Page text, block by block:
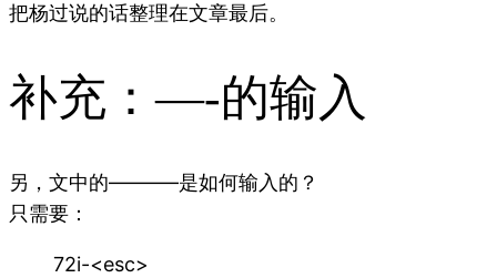
把杨过说的话整理在文章最后。
补充：—-的输入
另，文中的———–是如何输入的？
只需要：
72i-<esc>